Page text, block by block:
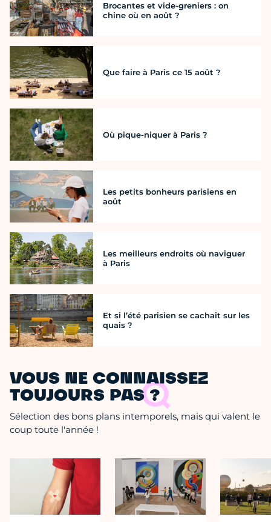
Brocantes et vide-greniers : on
chine où en août ?
Que faire à Paris ce 15 août ?
Où pique-niquer à Paris ?
Les petits bonheurs parisiens en
août
Les meilleurs endroits où naviguer
à Paris
Et si l’été parisien se cachait sur les
quais ?
VOUS NE CONNAISSEZ
TOUJOURS PAS ?
Sélection des bons plans intemporels, mais qui valent le
coup toute l'année !